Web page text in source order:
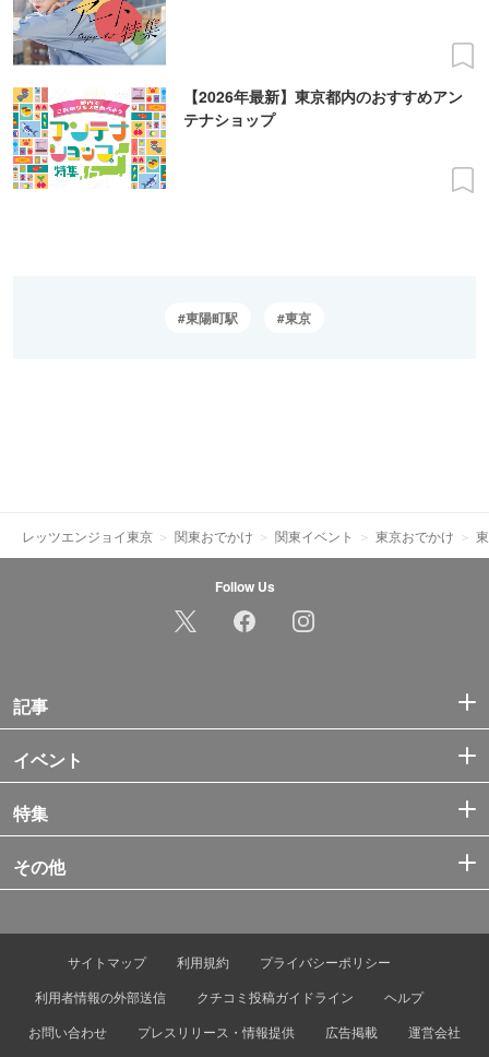
【2026年最新】東京都内のおすすめアン
テナショップ
東陽町駅 東京
レッツエンジョイ東京 関東おでかけ 関東イベント 東京おでかけ
Follow Us
記事
イベント
特集
その他
サイトマップ 利用規約
プライバシーポリシー
利用者情報の外部送信
クチコミ投稿ガイドライン
ヘルプ
お問い合わせ
プレスリリース・情報提供 広告掲載 運営会社